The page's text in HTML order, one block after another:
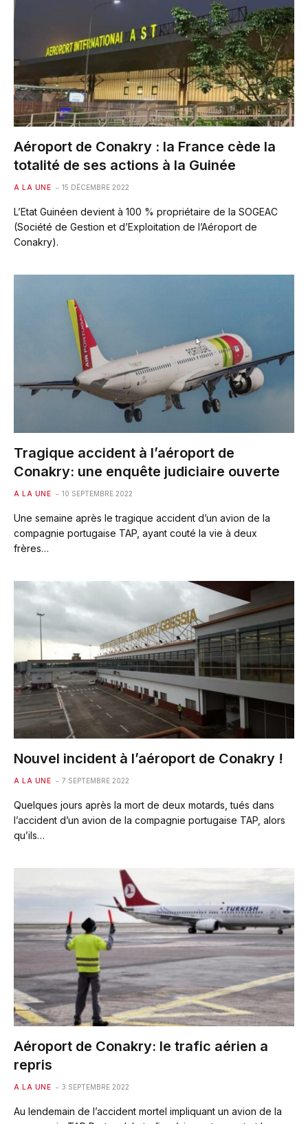
Aéroport de Conakry : la France cède la
totalité de ses actions à la Guinée
A LA UNE 15 DÉCEMBRE 2022
L’Etat Guinéen devient à 100 % propriétaire de la SOGEAC
(Société de Gestion et d’Exploitation de l’Aéroport de
Conakry).
Tragique accident à l’aéroport de
Conakry: une enquête judiciaire ouverte
A LA UNE 10 SEPTEMBRE 2022
Une semaine après le tragique accident d’un avion de la
compagnie portugaise TAP, ayant couté la vie à deux
frères…
Nouvel incident à l’aéroport de Conakry !
A LA UNE 7 SEPTEMBRE 2022
Quelques jours après la mort de deux motards, tués dans
l’accident d’un avion de la compagnie portugaise TAP, alors
qu’ils…
Aéroport de Conakry: le trafic aérien a
repris
A LA UNE 3 SEPTEMBRE 2022
Au lendemain de l’accident mortel impliquant un avion de la